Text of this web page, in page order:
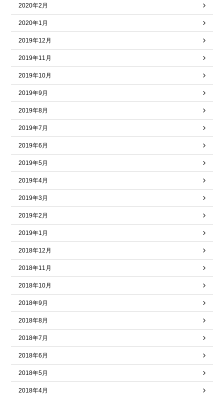
2020年2月
2020年1月
2019年12月
2019年11月
2019年10月
2019年9月
2019年8月
2019年7月
2019年6月
2019年5月
2019年4月
2019年3月
2019年2月
2019年1月
2018年12月
2018年11月
2018年10月
2018年9月
2018年8月
2018年7月
2018年6月
2018年5月
2018年4月